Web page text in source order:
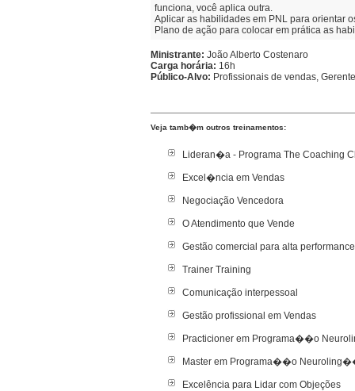
funciona, você aplica outra.
Aplicar as habilidades em PNL para orientar
Plano de ação para colocar em prática as
Ministrante: João Alberto Costenaro
Carga horária: 16h
Público-Alvo: Profissionais de vendas,
Veja tamb�m outros treinamentos:
Lideran�a - Programa The Coaching
Excel�ncia em Vendas
Negociação Vencedora
O Atendimento que Vende
Gestão comercial para alta performance
Trainer Training
Comunicação interpessoal
Gestão profissional em Vendas
Practicioner em Programa��o
Master em Programa��o
Excelência para Lidar com Objeções